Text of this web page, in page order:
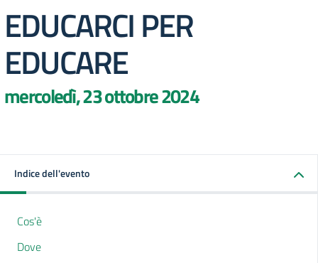
EDUCARCI PER
EDUCARE
mercoledì, 23 ottobre 2024
Indice dell'evento
Cos'è
Dove